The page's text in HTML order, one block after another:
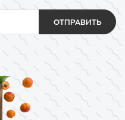
ОТПРАВИТЬ